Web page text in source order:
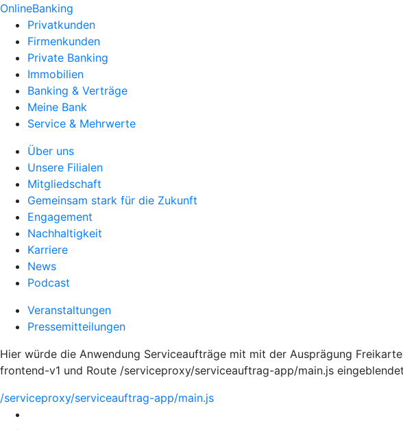
OnlineBanking
Privatkunden
Firmenkunden
Private Banking
Immobilien
Banking & Verträge
Meine Bank
Service & Mehrwerte
Über uns
Unsere Filialen
Mitgliedschaft
Gemeinsam stark für die Zukunft
Engagement
Nachhaltigkeit
Karriere
News
Podcast
Veranstaltungen
Pressemitteilungen
Hier würde die Anwendung Serviceaufträge mit mit der Ausprägung
frontend-v1 und Route /serviceproxy/serviceauftrag-app/main.js
/serviceproxy/serviceauftrag-app/main.js